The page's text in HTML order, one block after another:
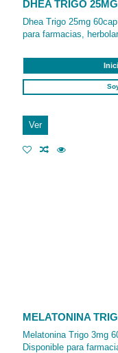
DHEA TRIGO
Dhea Trigo 25mg
para farmacias,
Ver
MELATONINA
Melatonina Trigo 3mg
Disponible para